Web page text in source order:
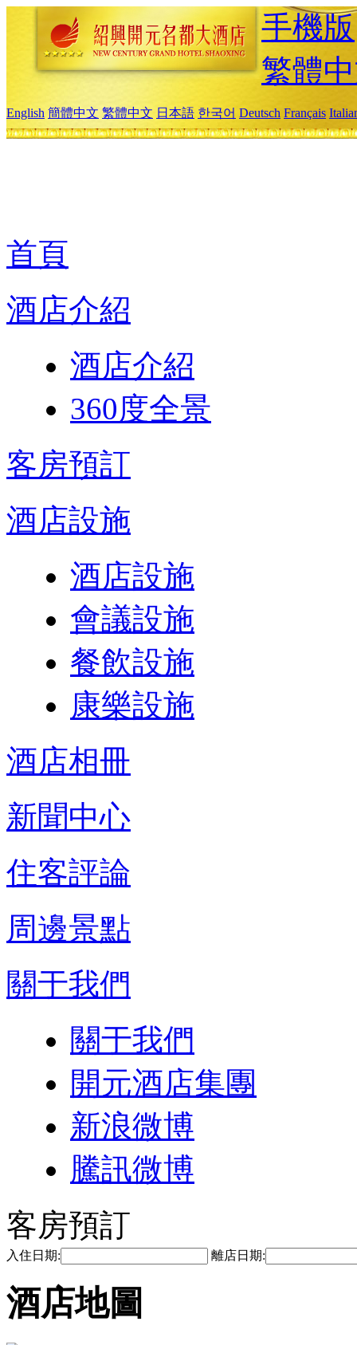
手機版
繁體
English 簡體中文 繁體中文 日本語 한국어 Deutsch Français
首頁
酒店介紹
酒店介紹
360度全景
客房預訂
酒店設施
酒店設施
會議設施
餐飲設施
康樂設施
酒店相冊
新聞中心
住客評論
周邊景點
關于我們
關于我們
開元酒店集團
新浪微博
騰訊微博
客房預訂
入住日期: 離店日期:
酒店地圖